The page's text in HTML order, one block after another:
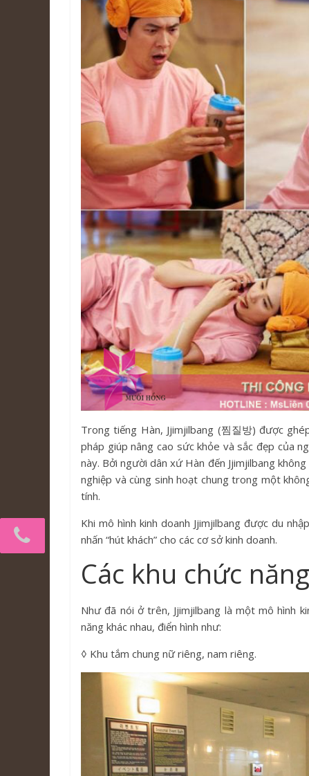
Trong tiếng Hàn, Jjimjilbang (찜질방) được
pháp giúp nâng cao sức khỏe và sắc đẹp của
này. Bởi người dân xứ Hàn đến Jjimjilbang
nghiệp và cùng sinh hoạt chung trong một
tính.
Khi mô hình kinh doanh Jjimjilbang được du
nhấn “hút khách” cho các cơ sở kinh doanh.
Các khu chức
Như đã nói ở trên, Jjimjilbang là một mô hình
năng khác nhau, điển hình như:
◊ Khu tắm chung nữ riêng, nam riêng.